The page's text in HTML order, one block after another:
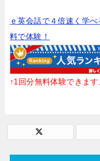
ｅ英会話で４倍速く学
料で体験！
↑1回分無料体験できます